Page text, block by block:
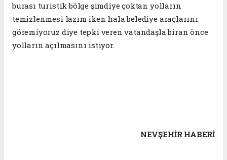
burası turistik bölge şimdiye çoktan yolların
temizlenmesi lazım iken hala belediye araçlarını
göremiyoruz diye tepki veren vatandaşla biran önce
yolların açılmasını istiyor.
NEVŞEHIR HABERİ